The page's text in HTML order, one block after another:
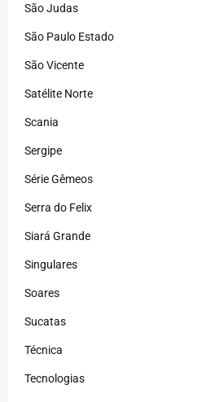
São Judas
São Paulo Estado
São Vicente
Satélite Norte
Scania
Sergipe
Série Gêmeos
Serra do Felix
Siará Grande
Singulares
Soares
Sucatas
Técnica
Tecnologias